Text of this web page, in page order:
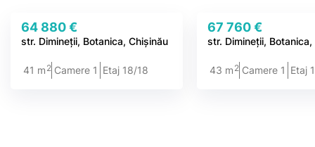
64 880 €
str. Dimineții, Botanica, Chișinău
41 m 2 Camere 1 Etaj 18/18
67 760 €
str. Dimineții, Botanica,
43 m 2 Camere 1 Etaj